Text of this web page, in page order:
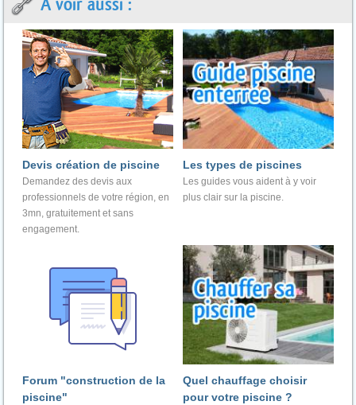
A voir aussi :
Devis création de piscine
Demandez des devis aux
professionnels de votre région, en
3mn, gratuitement et sans
engagement.
Les types de piscines
Les guides vous aident à y voir
plus clair sur la piscine.
Forum "construction de la
piscine"
Quel chauffage choisir
pour votre piscine ?